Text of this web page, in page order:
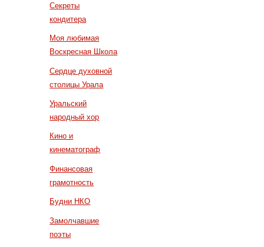
Секреты
кондитера
Моя любимая
Воскресная Школа
Сердце духовной
столицы Урала
Уральский
народный хор
Кино и
кинематограф
Финансовая
грамотность
Будни НКО
Замолчавшие
поэты